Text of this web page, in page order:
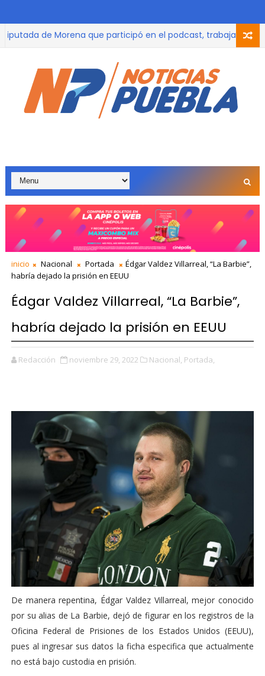
de Morena que participó en el podcast, trabaja con
inicio Nacional Portada
Édgar Valdez Villarreal, “La Barbie”,
habría dejado la prisión en EEUU
Édgar Valdez Villarreal, “La Barbie”,
habría dejado la prisión en EEUU
Redacción noviembre 29, 2022 Nacional, Portada,
De manera repentina, Édgar Valdez Villarreal, mejor conocido
por su alias de La Barbie, dejó de figurar en los registros de la
Oficina Federal de Prisiones de los Estados Unidos (EEUU),
pues al ingresar sus datos la ficha especifica que actualmente
no está bajo custodia en prisión.